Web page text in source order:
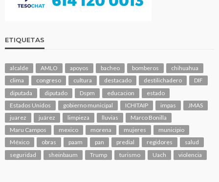
ETIQUETAS
alcalde AMLO apoyos bacheo bomberos
chihuahua
clima
congreso cultura destacado destilichadero
DIF
diputada
diputado Dspm educacion
estado
Estados Unidos
gobierno municipal ICHITAIP impas
JMAS
juarez
juárez limpieza lluvias
Marco Bonilla
Maru Campos
mexico morena mujeres
municipio
México
obras paam pan predial regidores
salud
seguridad
sheinbaum Trump turismo Uach violencia